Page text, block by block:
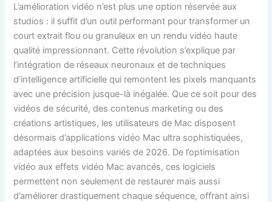
L’amélioration vidéo n’est plus une option réservée aux
studios : il suffit d’un outil performant pour transformer un
court extrait flou ou granuleux en un rendu vidéo haute
qualité impressionnant. Cette révolution s’explique par
l’intégration de réseaux neuronaux et de techniques
d’intelligence artificielle qui remontent les pixels manquants
avec une précision jusque-là inégalée. Que ce soit pour des
vidéos de sécurité, des contenus marketing ou des
créations artistiques, les utilisateurs de Mac disposent
désormais d’applications vidéo Mac ultra sophistiquées,
adaptées aux besoins variés de 2026. De l’optimisation
vidéo aux effets vidéo Mac avancés, ces logiciels
permettent non seulement de restaurer mais aussi
d’améliorer drastiquement chaque séquence, offrant ainsi